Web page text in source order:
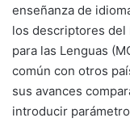
enseñanza de
los descriptores del
para las Lenguas
común con otros
sus avances
introducir